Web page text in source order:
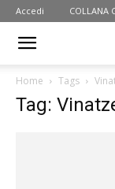
Accedi COLLANA
Home Tags
Tag: